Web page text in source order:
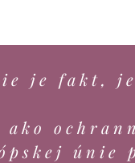
je fakt,
únie